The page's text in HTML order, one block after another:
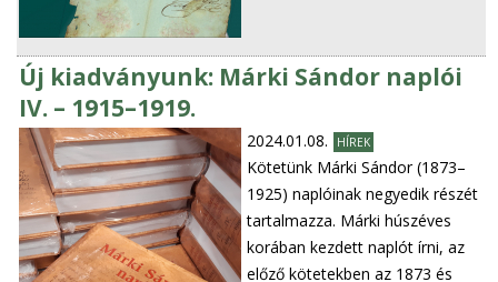
Új kiadványunk: Márki Sándor naplói
IV. – 1915–1919.
2024.01.08. HÍREK
Kötetünk Márki Sándor (1873–
1925) naplóinak negyedik részét
tartalmazza. Márki húszéves
korában kezdett naplót írni, az
előző kötetekben az 1873 és